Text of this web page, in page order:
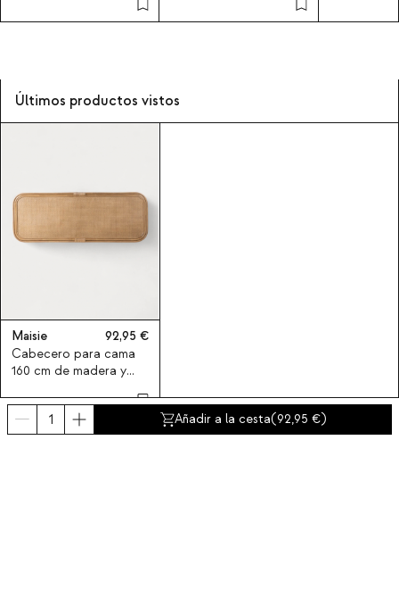
Añadir a la cesta(92,95 )
Últimos productos vistos
Maisie
92,95
Cabecero para cama
160 cm de madera y